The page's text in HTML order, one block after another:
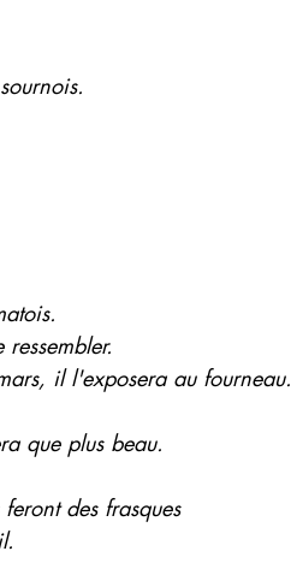
il l'exposera au fourneau.
que plus beau.
des frasques